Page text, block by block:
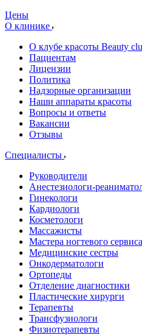
Цены
О клинике
О клубе красоты Beauty
Пациентам
Лицензии
Политика
Надзорные организации
Наши аппараты красоты
Вопросы и ответы
Вакансии
Отзывы
Специалисты
Руководители
Анестезиологи-
Гинекологи
Кардиологи
Косметологи
Массажисты
Мастера ногтевого сервиса
Медицинские сестры
Онкодерматологи
Ортопеды
Отделение диагностики
Пластические хирурги
Терапевты
Трансфузиологи
Физиотерапевты